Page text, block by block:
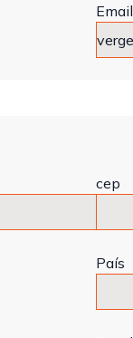
Email
cep
País